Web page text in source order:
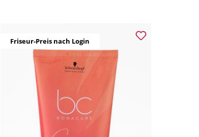
Friseur-Preis nach Login